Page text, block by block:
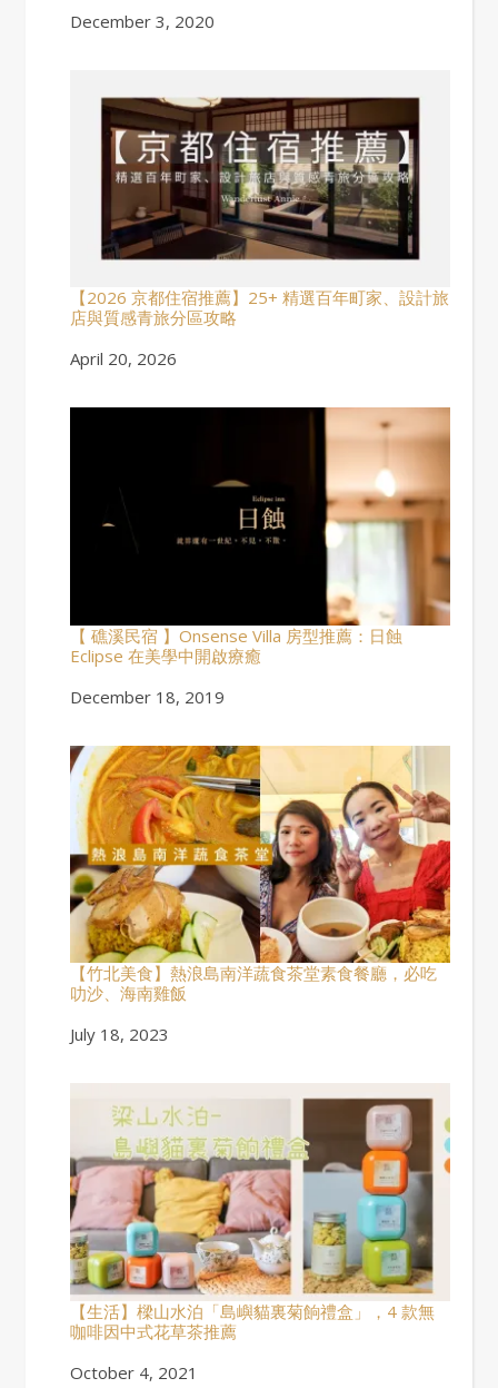
Date
December 3, 2020
【2026 京都住宿推薦】25+ 精選百年町家、設計旅
店與質感青旅分區攻略
Date
April 20, 2026
【 礁溪民宿 】Onsense Villa 房型推薦：日蝕
Eclipse 在美學中開啟療癒
Date
December 18, 2019
【竹北美食】熱浪島南洋蔬食茶堂素食餐廳，必吃
叻沙、海南雞飯
Date
July 18, 2023
【生活】樑山水泊「島嶼貓裏菊餉禮盒」，4 款無
咖啡因中式花草茶推薦
Date
October 4, 2021